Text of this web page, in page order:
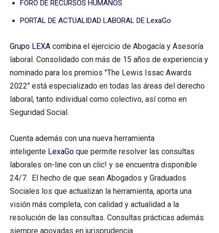
FORO DE RECURSOS HUMANOS
PORTAL DE ACTUALIDAD LABORAL DE LexaGo
Grupo LEXA combina el ejercicio de Abogacía y Asesoría
laboral. Consolidado con más de 15 años de experiencia y
nominado para los premios "The Lewis Issac Awards
2022" está especializado en todas las áreas del derecho
laboral, tanto individual como colectivo, así como en
Seguridad Social.
Cuenta además con una nueva herramienta
inteligente LexaGo que permite resolver las consultas
laborales on-line con un clic! y se encuentra disponible
24/7. El hecho de que sean Abogados y Graduados
Sociales los que actualizan la herramienta, aporta una
visión más completa, con calidad y actualidad a la
resolución de las consultas. Consultas prácticas además
siempre apoyadas en jurisprudencia.